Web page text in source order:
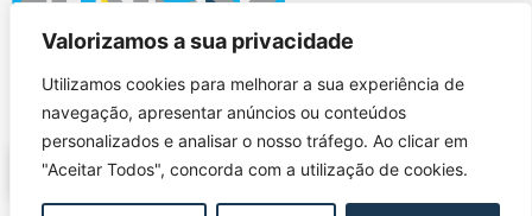
Valorizamos a sua privacidade
Utilizamos cookies para melhorar a sua experiência de
navegação, apresentar anúncios ou conteúdos
personalizados e analisar o nosso tráfego. Ao clicar em
"Aceitar Todos", concorda com a utilização de cookies.
Desenvolvimento em Engenharia Civil e Arquitectura.